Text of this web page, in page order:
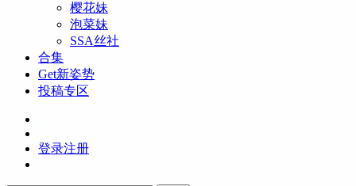
樱花妹
泡菜妹
SSA丝社
合集
Get新姿势
投稿专区
登录注册